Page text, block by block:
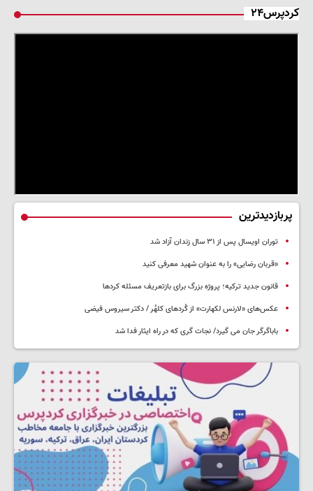
کردپرس۲۴
پربازدیدترین
توران اویسال پس از ۳۱ سال زندان آزاد شد
«قربان رضایی» را به عنوان شهید معرفی کنید
قانون جدید ترکیه؛ پروژه بزرگ‌ برای بازتعریف مسئله کردها
عکس‌های «لارنس لکهارت» از کُردهای کلهُر / دکتر سیروس فیضی
باباگرگر جان می گیرد/ نجات گری که در راه ایثار فدا شد